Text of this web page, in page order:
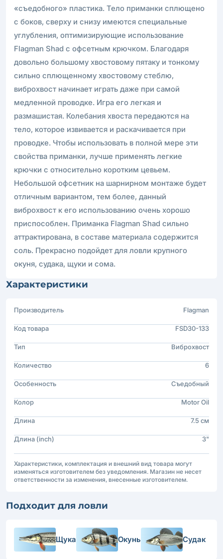
«съедобного» пластика. Тело приманки сплющено
с боков, сверху и снизу имеются специальные
углубления, оптимизирующие использование
Flagman Shad с офсетным крючком. Благодаря
довольно большому хвостовому пятаку и тонкому
сильно сплющенному хвостовому стеблю,
виброхвост начинает играть даже при самой
медленной проводке. Игра его легкая и
размашистая. Колебания хвоста передаются на
тело, которое извивается и раскачивается при
проводке. Чтобы использовать в полной мере эти
свойства приманки, лучше применять легкие
крючки с относительно коротким цевьем.
Небольшой офсетник на шарнирном монтаже будет
отличным вариантом, тем более, данный
виброхвост к его использованию очень хорошо
приспособлен. Приманка Flagman Shad сильно
аттрактирована, в составе материала содержится
соль. Прекрасно подойдет для ловли крупного
окуня, судака, щуки и сома.
Характеристики
Производитель Flagman
Код товара FSD30-133
Тип Виброхвост
Количество 6
Особенность Съедобный
Колор Motor Oil
Длина 7.5 см
Длина (inch) 3"
Характеристики, комплектация и внешний вид товара могут
изменяться изготовителем без уведомления. Магазин не несет
ответственности за изменения, внесенные изготовителем.
Подходит для ловли
Щука Окунь Судак